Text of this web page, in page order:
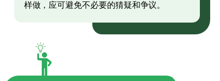
样做，应可避免不必要的猜疑和争议。